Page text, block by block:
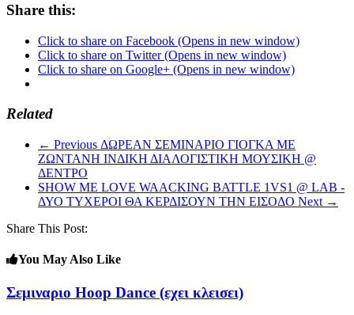
Share this:
Click to share on Facebook (Opens in new window)
Click to share on Twitter (Opens in new window)
Click to share on Google+ (Opens in new window)
Related
← Previous ΔΩΡΕΑΝ ΣΕΜΙΝΑΡΙΟ ΓΙΟΓΚΑ ΜΕ
ΖΩΝΤΑΝΗ ΙΝΔΙΚΗ ΔΙΑΛΟΓΙΣΤΙΚΗ ΜΟΥΣΙΚΗ @
ΔΕΝΤΡΟ
SHOW ME LOVE WAACKING BATTLE 1VS1 @ LAB -
ΔΥΟ ΤΥΧΕΡΟΙ ΘΑ ΚΕΡΔΙΣΟΥΝ ΤΗΝ ΕΙΣΟΔΟ Next →
Share This Post:
You May Also Like
Σεμιναριο Hoop Dance (εχει κλεισει)